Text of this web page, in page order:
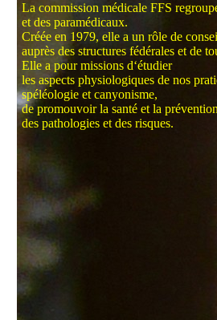
La commission médicale FFS
et des paramédicaux.
Créée en 1979, elle a un rôle de
auprès des structures fédérales et de
Elle a pour missions d‘étudier
les aspects physiologiques de nos
spéléologie et canyonisme,
de promouvoir la santé et la prévention
des pathologies et des risques.